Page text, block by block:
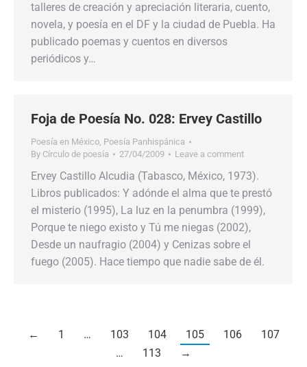
talleres de creación y apreciación literaria, cuento,
novela, y poesía en el DF y la ciudad de Puebla. Ha
publicado poemas y cuentos en diversos
periódicos y…
Foja de Poesía No. 028: Ervey Castillo
Poesía en México, Poesía Panhispánica
By Círculo de poesía 27/04/2009 Leave a comment
Ervey Castillo Alcudia (Tabasco, México, 1973).
Libros publicados: Y adónde el alma que te prestó
el misterio (1995), La luz en la penumbra (1999),
Porque te niego existo y Tú me niegas (2002),
Desde un naufragio (2004) y Cenizas sobre el
fuego (2005). Hace tiempo que nadie sabe de él.
← 1 … 103 104 105 106
107
…
113 →